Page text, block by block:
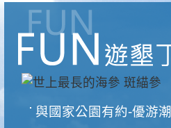
與國家公園有約-優游